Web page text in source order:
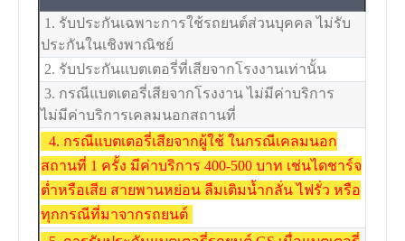
1. รับประกันเฉพาะการใช้รถยนต์ส่วนบุคคล ไม่รับ
ประกันในเชิงพาณิชย์
2. รับประกันแบตเตอรี่ที่เสียจากโรงงานเท่านั้น
3. กรณีแบตเตอรี่เสียจากโรงงาน ไม่มีค่าบริการ
ไม่มีค่าบริการเคลมนอกสถานที่
4. กรณีแบตเตอรี่เสียจากผู้ใช้ ในกรณีเคลมนอก
สถานที่ 1 ครั้ง มีค่าบริการ 400-500 บาท เช่นไดชาร์จ
ต่ำหรือเสีย สายพานหย่อน ลืมเติมน้ำกลั่น ไฟรั่ว หรือ
ทุกกรณีที่มาจากรถยนต์